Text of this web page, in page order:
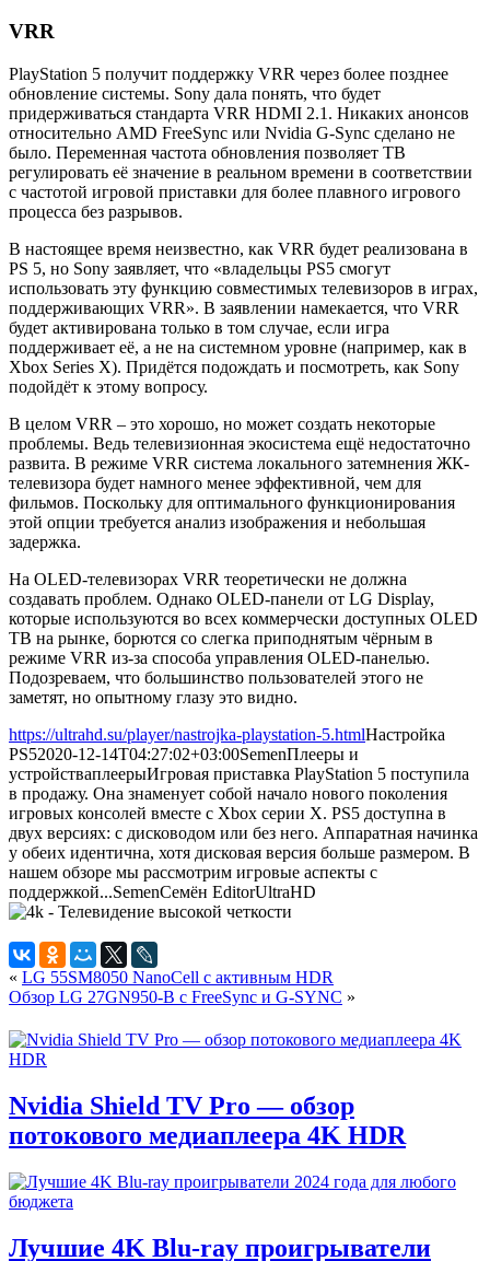
VRR
PlayStation 5 получит поддержку VRR через более позднее
обновление системы. Sony дала понять, что будет
придерживаться стандарта VRR HDMI 2.1. Никаких анонсов
относительно AMD FreeSync или Nvidia G-Sync сделано не
было. Переменная частота обновления позволяет ТВ
регулировать её значение в реальном времени в соответствии
с частотой игровой приставки для более плавного игрового
процесса без разрывов.
В настоящее время неизвестно, как VRR будет реализована в
PS 5, но Sony заявляет, что «владельцы PS5 смогут
использовать эту функцию совместимых телевизоров в играх,
поддерживающих VRR». В заявлении намекается, что VRR
будет активирована только в том случае, если игра
поддерживает её, а не на системном уровне (например, как в
Xbox Series X). Придётся подождать и посмотреть, как Sony
подойдёт к этому вопросу.
В целом VRR – это хорошо, но может создать некоторые
проблемы. Ведь телевизионная экосистема ещё недостаточно
развита. В режиме VRR система локального затемнения ЖК-
телевизора будет намного менее эффективной, чем для
фильмов. Поскольку для оптимального функционирования
этой опции требуется анализ изображения и небольшая
задержка.
На OLED-телевизорах VRR теоретически не должна
создавать проблем. Однако OLED-панели от LG Display,
которые используются во всех коммерчески доступных OLED
ТВ на рынке, борются со слегка приподнятым чёрным в
режиме VRR из-за способа управления OLED-панелью.
Подозреваем, что большинство пользователей этого не
заметят, но опытному глазу это видно.
https://ultrahd.su/player/nastrojka-playstation-5.htmlНастройка
PS52020-12-14T04:27:02+03:00SemenПлееры и
устройстваплеерыИгровая приставка PlayStation 5 поступила
в продажу. Она знаменует собой начало нового поколения
игровых консолей вместе с Xbox серии X. PS5 доступна в
двух версиях: с дисководом или без него. Аппаратная начинка
у обеих идентична, хотя дисковая версия больше размером. В
нашем обзоре мы рассмотрим игровые аспекты с
поддержкой...SemenСемён EditorUltraHD
« LG 55SM8050 NanoCell с активным HDR
Обзор LG 27GN950-B с FreeSync и G-SYNC »
Nvidia Shield TV Pro — обзор
потокового медиаплеера 4K HDR
Лучшие 4K Blu-ray проигрыватели